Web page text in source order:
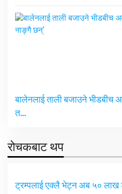
बालेनलाई ताली बजाउने भीडबीच
त…
रोचकबाट थप
ट्रम्पलाई एक्लै भेट्न अब ५० लाख